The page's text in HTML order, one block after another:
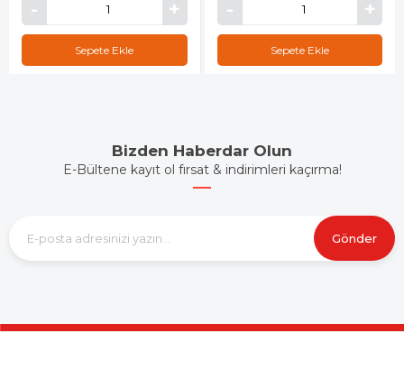
Sepete Ekle Sepete Ekle
Bizden Haberdar Olun
E-Bültene kayıt ol fırsat & indirimleri kaçırma!
Gönder